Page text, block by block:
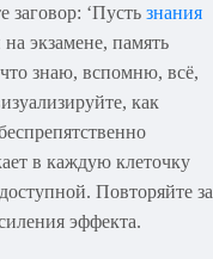
‘Пусть знания
экзамене, память
знаю, вспомню, всё,
как
в каждую клеточку
Повторяйте за
эффекта.